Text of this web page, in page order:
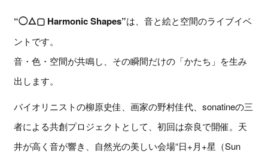
“◯△▢ Harmonic Shapes”は、音と絵と空間のライブイベ
ントです。
音・色・空間が共鳴し、その瞬間だけの「かたち」を生み
出します。
バイオリニストの柳原史佳、画家の野村佳代、sonatineの三
者による共創プロジェクトとして、初回は奈良で開催。天
井が高く音が響き、自然光の美しい会場“日+月+星（Sun